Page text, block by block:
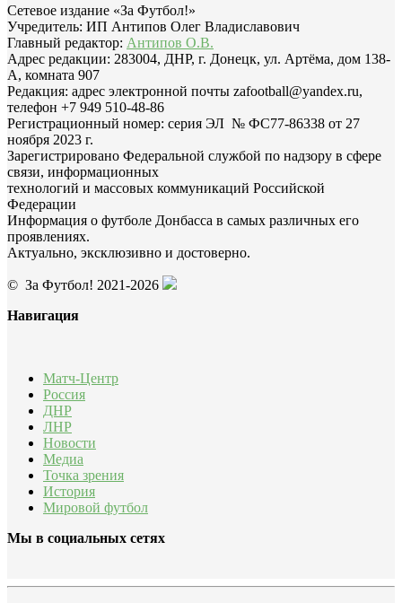
Сетевое издание «За Футбол!»
Учредитель: ИП Антипов Олег Владиславович
Главный редактор: Антипов О.В.
Адрес редакции: 283004, ДНР, г. Донецк, ул. Артёма, дом 138-
А, комната 907
Редакция: адрес электронной почты zafootball@yandex.ru,
телефон +7 949 510-48-86
Регистрационный номер: серия ЭЛ № ФС77-86338 от 27
ноября 2023 г.
Зарегистрировано Федеральной службой по надзору в сфере
связи, информационных
технологий и массовых коммуникаций Российской
Федерации
Информация о футболе Донбасса в самых различных его
проявлениях.
Актуально, эксклюзивно и достоверно.
© За Футбол! 2021-2026
Навигация
Матч-Центр
Россия
ДНР
ЛНР
Новости
Медиа
Точка зрения
История
Мировой футбол
Мы в социальных сетях